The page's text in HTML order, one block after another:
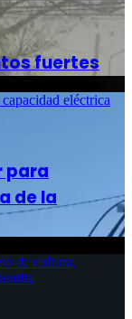
fuertes
eléctrica
para
de la
de cultura,